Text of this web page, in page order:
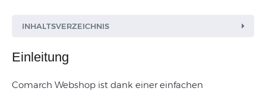
INHALTSVERZEICHNIS
Einleitung
Comarch Webshop ist dank einer einfachen